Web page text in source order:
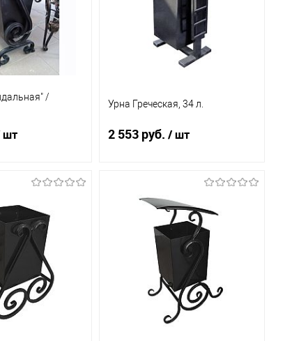
Под заказ
В избранное
Под заказ
/
шт
К
сравнению
Под заказ
Урна Греческая, 34 л.
2 553 руб. / шт
Купить в 1 клик
К
сравнению
В избранное
Под заказ